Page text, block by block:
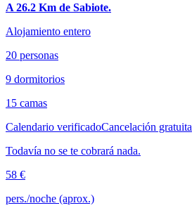
A 26.2 Km de Sabiote.
Alojamiento entero
20 personas
9 dormitorios
15 camas
Calendario verificadoCancelación gratuita
Todavía no se te cobrará nada.
58 €
pers./noche (aprox.)